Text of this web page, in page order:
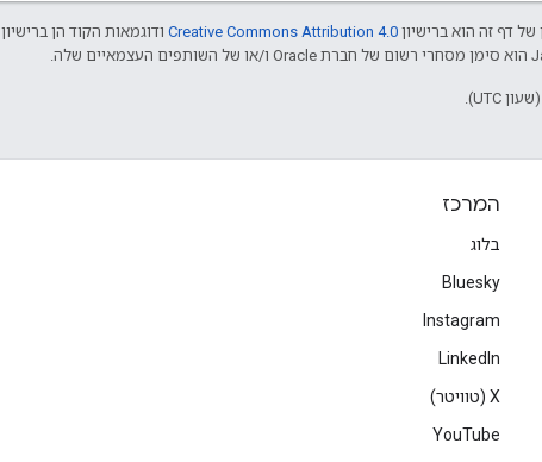
דף זה הוא ברישיון Creative Commons Attribution 4.0 ודוגמאות הקוד הן ברישיון
המרכז
בלוג
Bluesky
Instagram
LinkedIn
‫X (טוויטר)
YouTube